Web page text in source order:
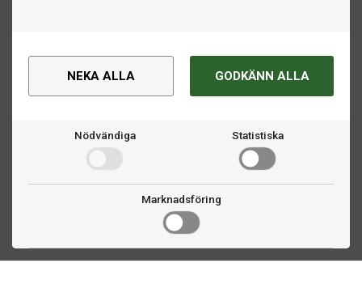
NEKA ALLA GODKÄNN ALLA
Nödvändiga Statistiska
Marknadsföring